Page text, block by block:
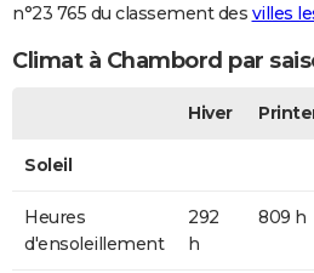
n°23 765 du classement des villes
Climat à Chambord par
Hiver
Soleil
Heures
d'ensoleillement
292
h
809 h